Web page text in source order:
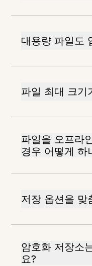
대용량 파일도
파일 최대 크기
파일을 오프라
경우 어떻게 하
저장 옵션을 맞
암호화 저장소
요?